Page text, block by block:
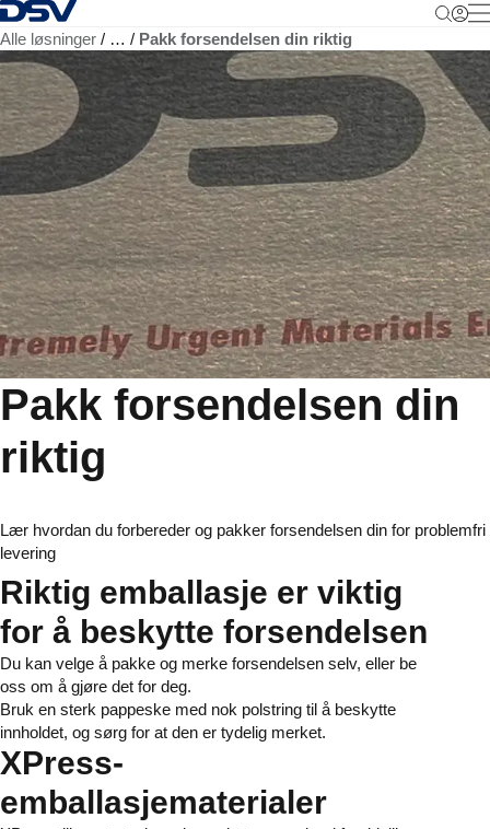
Tilbake til hjemmesiden
Alle løsninger … Pakk forsendelsen din riktig
Pakk forsendelsen din
riktig
Lær hvordan du forbereder og pakker forsendelsen din for problemfri
levering
Riktig emballasje er viktig
for å beskytte forsendelsen
Du kan velge å pakke og merke forsendelsen selv, eller be
oss om å gjøre det for deg.
Bruk en sterk pappeske med nok polstring til å beskytte
innholdet, og sørg for at den er tydelig merket.
XPress-
emballasjematerialer